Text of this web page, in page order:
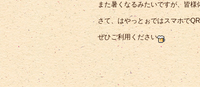
また暑くなるみたいですが、皆
さて、はやっとぉではスマホで
ぜひご利用ください